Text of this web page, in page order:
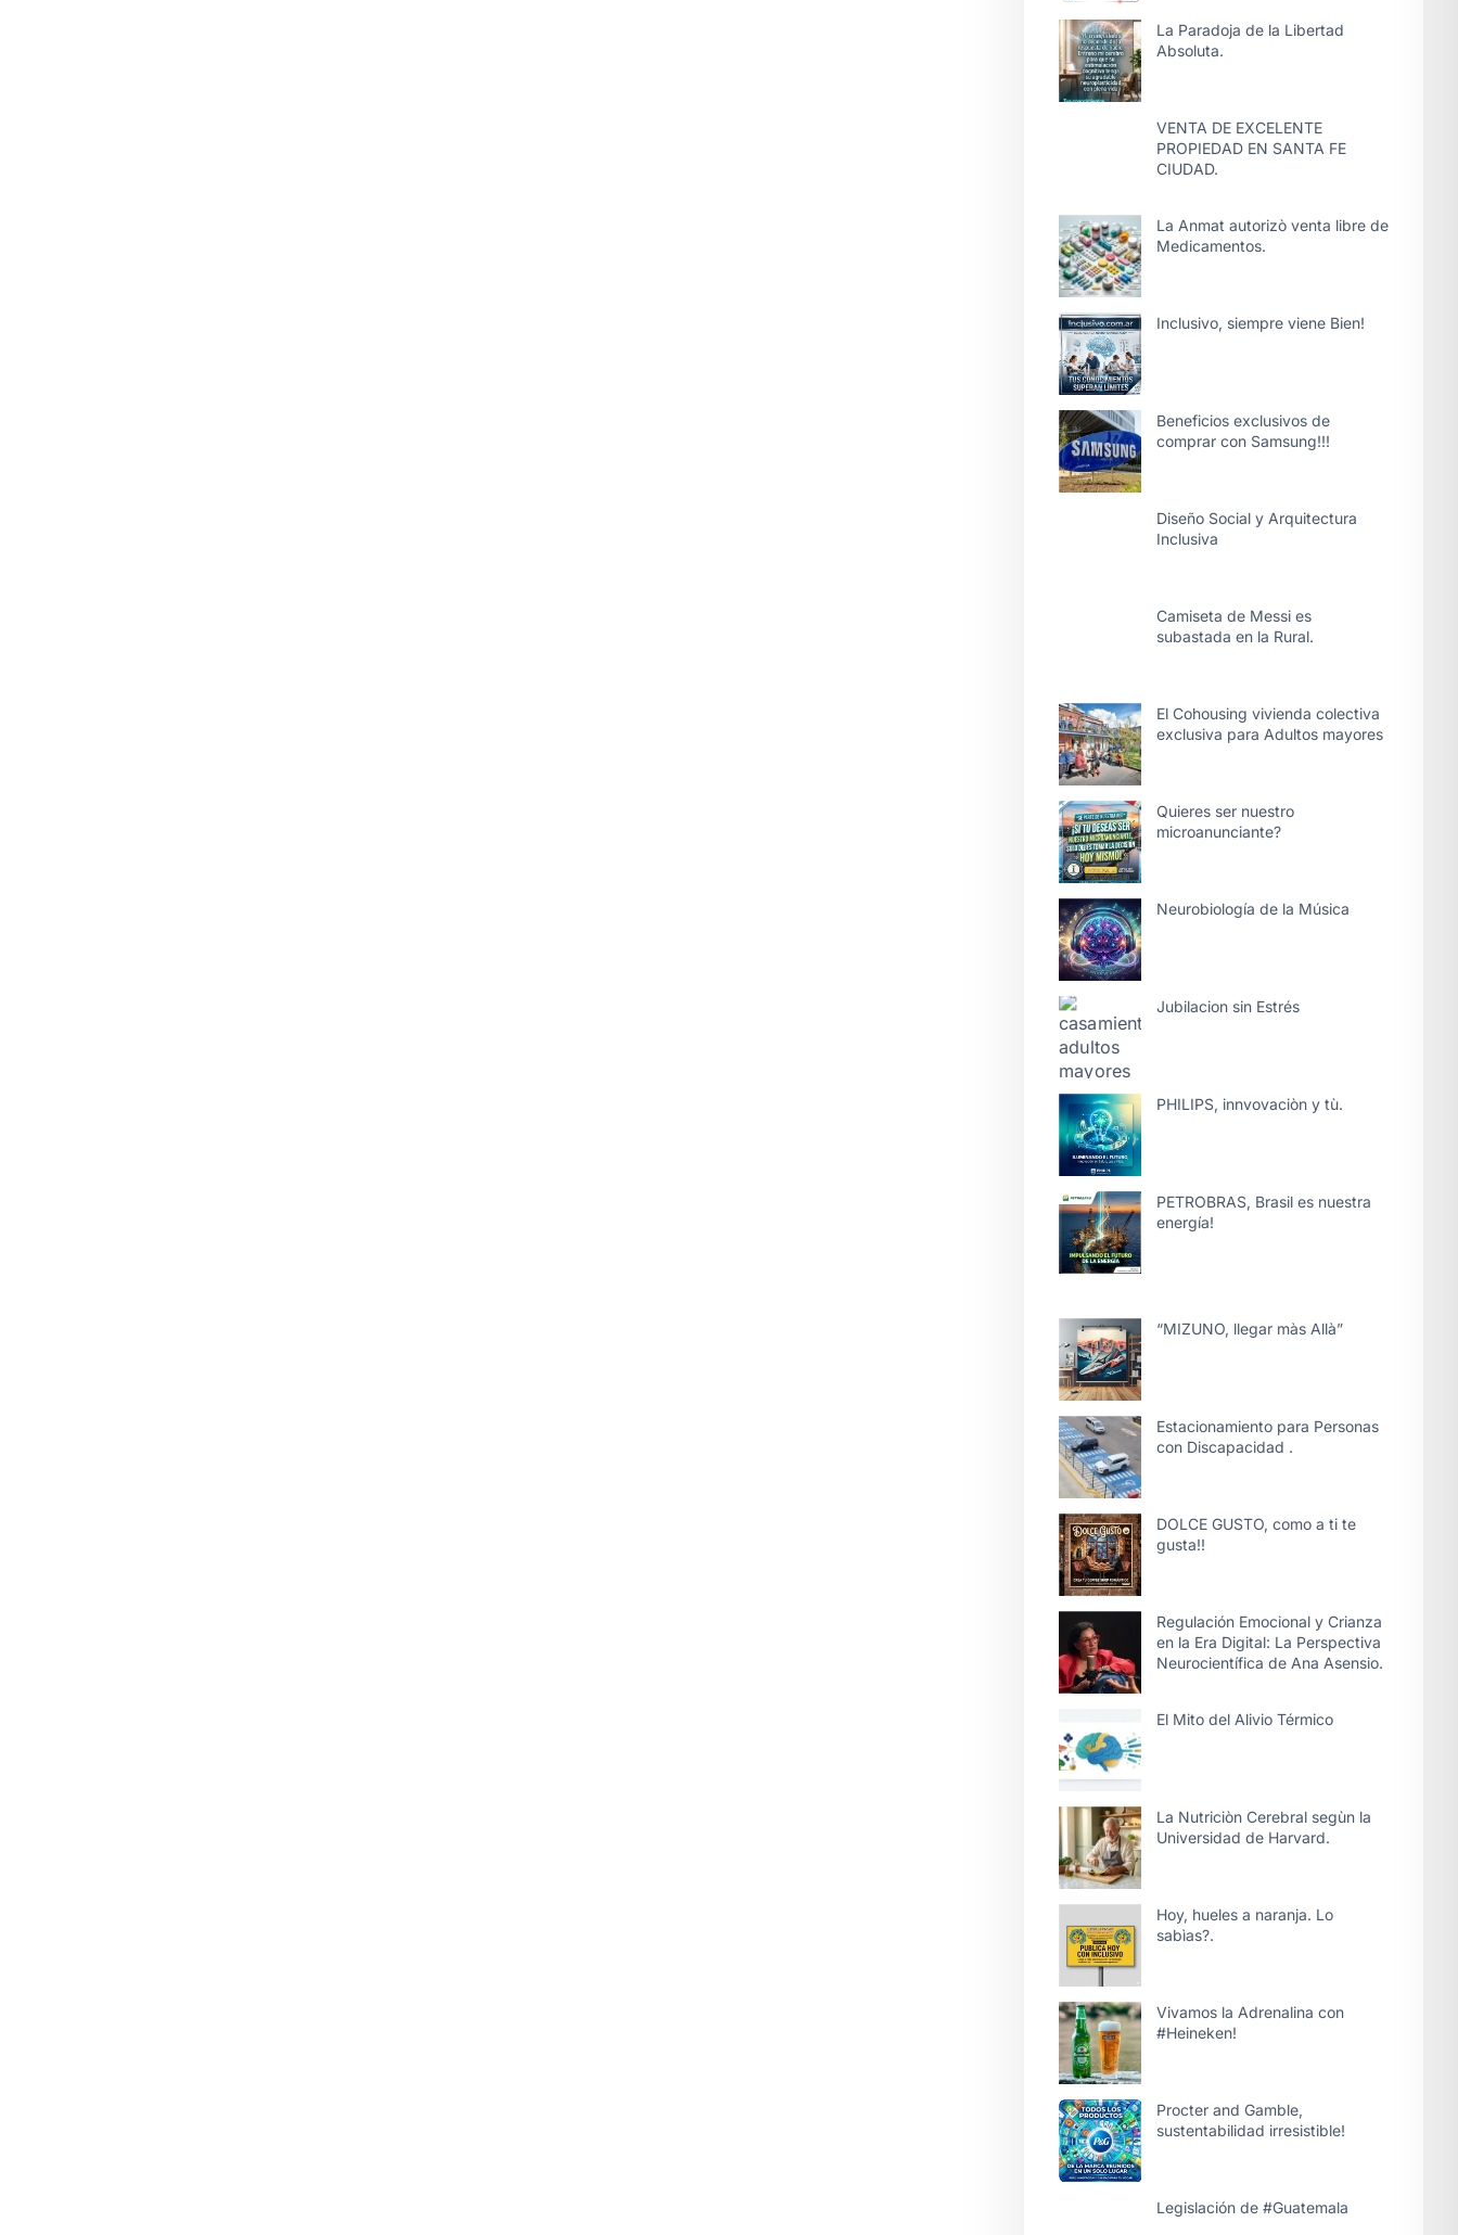
La Paradoja de la Libertad
Absoluta.
VENTA DE EXCELENTE
PROPIEDAD EN SANTA FE
CIUDAD.
La Anmat autorizò venta libre de
Medicamentos.
Inclusivo, siempre viene Bien!
Beneficios exclusivos de
comprar con Samsung!!!
Diseño Social y Arquitectura
Inclusiva
Camiseta de Messi es
subastada en la Rural.
El Cohousing vivienda colectiva
exclusiva para Adultos mayores
Quieres ser nuestro
microanunciante?
Neurobiología de la Música
Jubilacion sin Estrés
PHILIPS, innvovaciòn y tù.
PETROBRAS, Brasil es nuestra
energía!
“MIZUNO, llegar màs Allà”
Estacionamiento para Personas
con Discapacidad .
DOLCE GUSTO, como a ti te
gusta!!
Regulación Emocional y Crianza
en la Era Digital: La Perspectiva
Neurocientífica de Ana Asensio.
El Mito del Alivio Térmico
La Nutriciòn Cerebral segùn la
Universidad de Harvard.
Hoy, hueles a naranja. Lo
sabìas?.
Vivamos la Adrenalina con
#Heineken!
Procter and Gamble,
sustentabilidad irresistible!
Legislación de #Guatemala